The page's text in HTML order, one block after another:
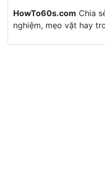
HowTo60s.com Chia
nghiệm, mẹo vặt hay